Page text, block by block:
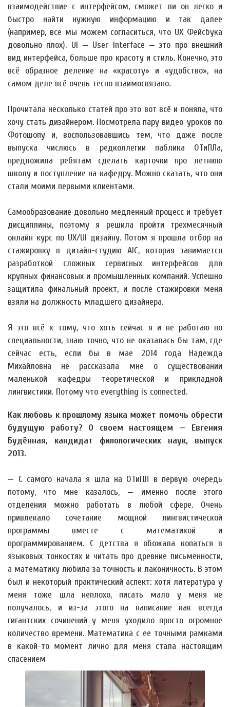
взаимодействие с интерфейсом, сможет ли он легко и
быстро найти нужную информацию и так далее
(например, все мы можем согласиться, что UX Фейсбука
довольно плох). UI — User Interface — это про внешний
вид интерфейса, больше про красоту и стиль. Конечно, это
всё образное деление на «красоту» и «удобство», на
самом деле всё очень тесно взаимосвязано.
Прочитала несколько статей про это вот всё и поняла, что
хочу стать дизайнером. Посмотрела пару видео-уроков по
Фотошопу и, воспользовавшись тем, что даже после
выпуска числюсь в редколлегии паблика ОТиПЛа,
предложила ребятам сделать карточки про летнюю
школу и поступление на кафедру. Можно сказать, что они
стали моими первыми клиентами.
Самообразование довольно медленный процесс и требует
дисциплины, поэтому я решила пройти трехмесячный
онлайн курс по UX/UI дизайну. Потом я прошла отбор на
стажировку в дизайн-студию AIC, которая занимается
разработкой сложных сервисных интерфейсов для
крупных финансовых и промышленных компаний. Успешно
защитила финальный проект, и после стажировки меня
взяли на должность младшего дизайнера.
Я это всё к тому, что хоть сейчас я и не работаю по
специальности, знаю точно, что не оказалась бы там, где
сейчас есть, если бы в мае 2014 года Надежда
Михайловна не рассказала мне о существовании
маленькой кафедры теоретической и прикладной
лингвистики. Потому что everything is connected.
Как любовь к прошлому языка может помочь обрести
будущую работу? О своем настоящем — Евгения
Будённая, кандидат филологических наук, выпуск
2013.
— С самого начала я шла на ОТиПЛ в первую очередь
потому, что мне казалось, — именно после этого
отделения можно работать в любой сфере. Очень
привлекало сочетание мощной лингвистической
программы вместе с математикой и
программированием. С детства я обожала копаться в
языковых тонкостях и читать про древние письменности,
а математику любила за точность и лаконичность. В этом
был и некоторый практический аспект: хотя литература у
меня тоже шла неплохо, писать мало у меня не
получалось, и из-за этого на написание как всегда
гигантских сочинений у меня уходило просто огромное
количество времени. Математика с ее точными рамками
в какой-то момент лично для меня стала настоящим
спасением